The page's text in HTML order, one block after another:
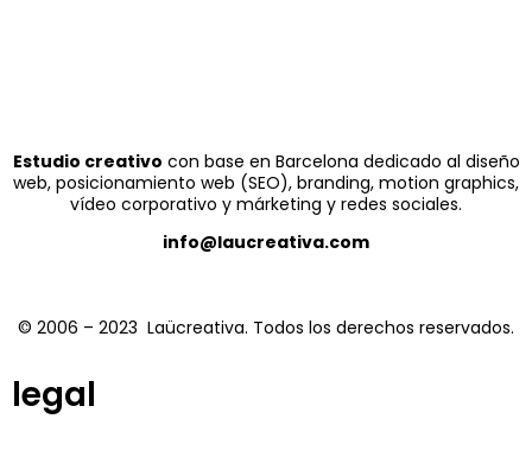
Estudio creativo con base en Barcelona dedicado al diseño
web, posicionamiento web (SEO), branding, motion graphics,
vídeo corporativo y márketing y redes sociales.
info@laucreativa.com
© 2006 – 2023 Laücreativa. Todos los derechos reservados.
legal